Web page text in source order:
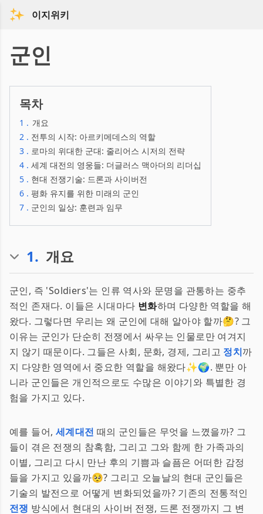
이지위키
군인
목차
1 . 개요
2 . 전투의 시작: 아르키메데스의 역할
3 . 로마의 위대한 군대: 줄리어스 시저의 전략
4 . 세계 대전의 영웅들: 더글러스 맥아더의 리더십
5 . 현대 전쟁기술: 드론과 사이버전
6 . 평화 유지를 위한 미래의 군인
7 . 군인의 일상: 훈련과 임무
1. 개요
군인, 즉 'Soldiers'는 인류 역사와 문명을 관통하는 중추
적인 존재다. 이들은 시대마다 변화하며 다양한 역할을 해
왔다. 그렇다면 우리는 왜 군인에 대해 알아야 할까🤔? 그
이유는 군인가 단순히 전쟁에서 싸우는 인물로만 여겨지
지 않기 때문이다. 그들은 사회, 문화, 경제, 그리고 정치까
지 다양한 영역에서 중요한 역할을 해왔다✨🌍. 뿐만 아
니라 군인들은 개인적으로도 수많은 이야기와 특별한 경
험을 가지고 있다.
예를 들어, 세계대전 때의 군인들은 무엇을 느꼈을까? 그
들이 겪은 전쟁의 참혹함, 그리고 그와 함께 한 가족과의
이별, 그리고 다시 만난 후의 기쁨과 슬픔은 어떠한 감정
들을 가지고 있을까🥺? 그리고 오늘날의 현대 군인들은
기술의 발전으로 어떻게 변화되었을까? 기존의 전통적인
전쟁 방식에서 현대의 사이버 전쟁, 드론 전쟁까지 그 변